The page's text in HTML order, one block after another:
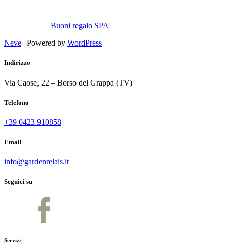
Buoni regalo SPA
Neve | Powered by WordPress
Indirizzo
Via Caose, 22 – Borso del Grappa (TV)
Telefono
+39 0423 910858
Email
info@gardenrelais.it
Seguici su
Servizi